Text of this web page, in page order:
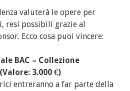
valuterà le opere per
resi possibili grazie al
Ecco cosa puoi vincere:
BAC – Collezione
3.000 €)
entreranno a far parte della